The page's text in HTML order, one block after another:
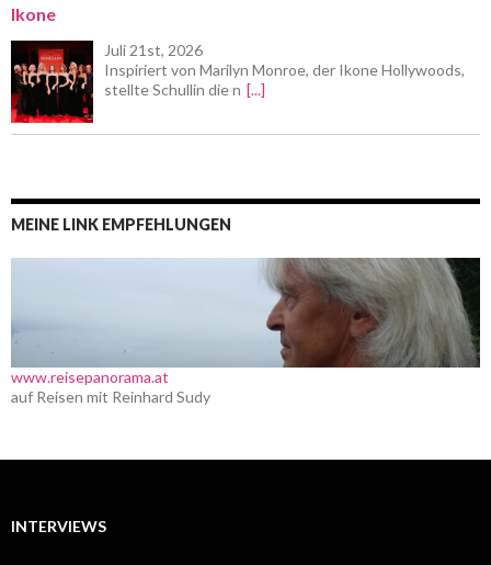
Ikone
Juli 21st, 2026
Inspiriert von Marilyn Monroe, der Ikone Hollywoods,
stellte Schullin die n [...]
MEINE LINK EMPFEHLUNGEN
www.reisepanorama.at
auf Reisen mit Reinhard Sudy
INTERVIEWS